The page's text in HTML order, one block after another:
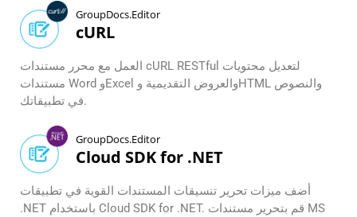
GroupDocs.Editor
cURL
العمل مع محرر مستندات cURL RESTful لتعديل محتويات
مستندات Word وExcel والعروض التقديمية وHTML والنصوص
في تطبيقاتك.
GroupDocs.Editor
Cloud SDK for .NET
أضف ميزات تحرير تنسيقات المستندات القوية في تطبيقات
.NET باستخدام Cloud SDK for .NET. قم بتحرير مستندات MS